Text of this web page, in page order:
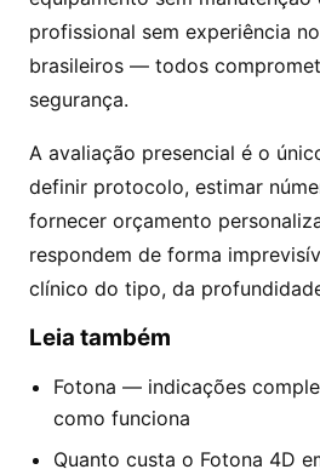
profissional sem experiência
brasileiros — todos
segurança.
A avaliação presencial é o
definir protocolo, estimar
fornecer orçamento
respondem de forma
clínico do tipo, da
Leia também
Fotona — indicações
como funciona
Quanto custa o Fotona 4D